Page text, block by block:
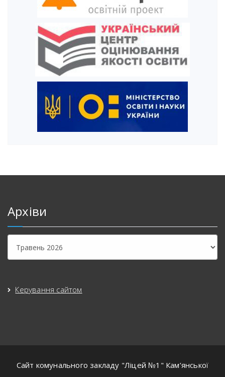
Архіви
Архіви
Керування сайтом
Сайт комунального закладу "Ліцей №1" Кам’янської